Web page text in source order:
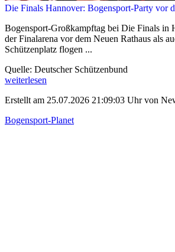
Die Finals Hannover: Bogensport-Party vor
Bogensport-Großkampftag bei Die Finals in
der Finalarena vor dem Neuen Rathaus als
Schützenplatz flogen ...
Quelle: Deutscher Schützenbund
weiterlesen
Erstellt am 25.07.2026 21:09:03 Uhr von
Bogensport-Planet